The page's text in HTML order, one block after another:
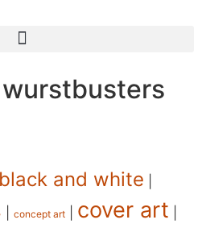
black and white
concept art cover art